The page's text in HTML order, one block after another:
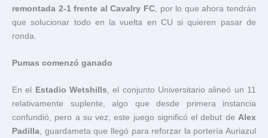
remontada 2-1 frente al Cavalry FC , por lo que ahora tendrán
que solucionar todo en la vuelta en CU si quieren pasar de
ronda.
Pumas comenzó ganado
En el Estadio Wetshills , el conjunto Universitario alineó un 11
relativamente suplente, algo que desde primera instancia
confundió, pero a su vez, este juego significó el debut de Alex
Padilla , guardameta que llegó para reforzar la portería Auriazul